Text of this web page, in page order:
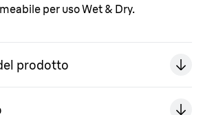
per uso Wet & Dry.
prodotto